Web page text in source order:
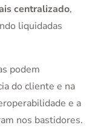
centralizado,
liquidadas
podem
do cliente e na
e a
nos bastidores.